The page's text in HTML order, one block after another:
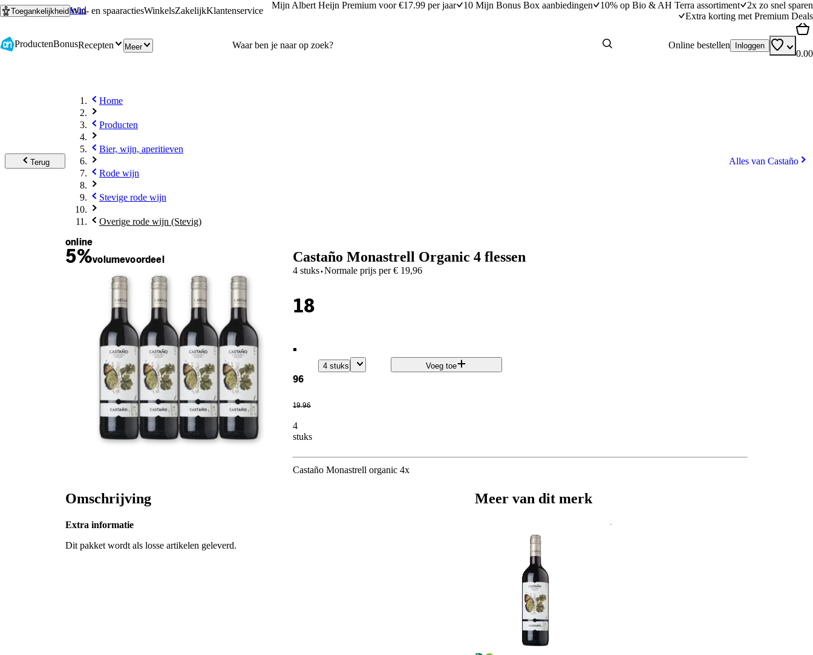
Ga naar hoofdinhoud
Ga naar zoeken
ToegankelijkheidWin- en spaaractiesWinkelsZakelijkKlantenservice
Mijn Albert Heijn Premium voor €17.99 per jaar 10 Mijn Bonus Box aanbiedingen 10% op Bio & AH Terra assortiment
2x zo snel sparen
Extra korting met Premium Deals
ProductenBonusRecepten Meer Online bestellen Inloggen
0.00
Terug
Home
Producten
Bier, wijn, aperitieven
Rode wijn
Stevige rode wijn
Overige rode wijn (Stevig)
Alles van Castaño
online
5%volumevoordeel Castaño Monastrell Organic 4 flessen
4 stuks·Normale prijs per € 19,96
18
.
96
19.96
4
stuks
4 stuks Voeg toe
Castaño Monastrell organic 4x
Omschrijving
Extra informatie
Dit pakket wordt als losse artikelen geleverd.
Meer van dit merk